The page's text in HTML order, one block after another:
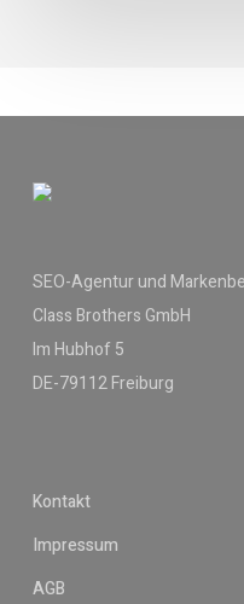
SEO-Agentur und
Class Brothers GmbH
Im Hubhof 5
DE-79112 Freiburg
Kontakt
Impressum
AGB